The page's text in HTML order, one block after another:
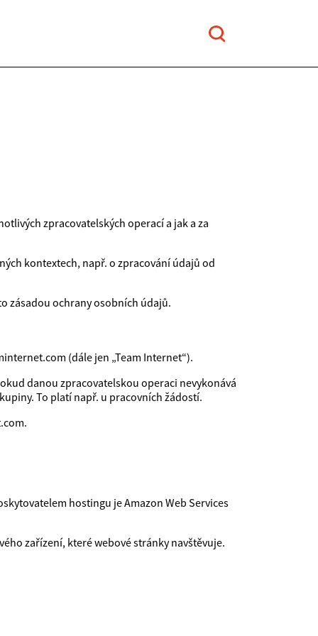
zpracovatelských operací a jak a za
kontextech, např. o zpracování údajů od
zásadou ochrany osobních údajů.
(dále jen „Team Internet“).
danou zpracovatelskou operaci nevykonává
To platí např. u pracovních žádostí.
hostingu je Amazon Web Services
zařízení, které webové stránky navštěvuje.